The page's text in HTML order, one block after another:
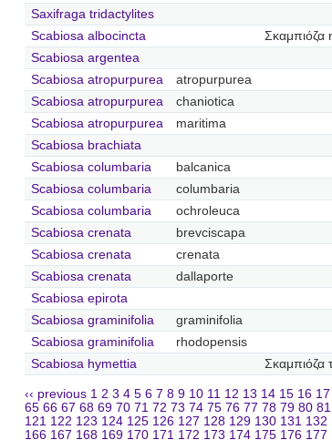
Saxifraga tridactylites
Scabiosa albocincta
Σκαμπιόζα
Scabiosa argentea
Scabiosa atropurpurea
atropurpurea
Scabiosa atropurpurea
chaniotica
Scabiosa atropurpurea
maritima
Scabiosa brachiata
Scabiosa columbaria
balcanica
Scabiosa columbaria
columbaria
Scabiosa columbaria
ochroleuca
Scabiosa crenata
brevciscapa
Scabiosa crenata
crenata
Scabiosa crenata
dallaporte
Scabiosa epirota
Scabiosa graminifolia
graminifolia
Scabiosa graminifolia
rhodopensis
Scabiosa hymettia
Σκαμπιόζα
‹‹ previous 1 2 3 4 5 6 7 8 9 10 11 12 13 14 15 16 17
65 66 67 68 69 70 71 72 73 74 75 76 77 78 79 80 81
121 122 123 124 125 126 127 128 129 130 131 132
166 167 168 169 170 171 172 173 174 175 176 177